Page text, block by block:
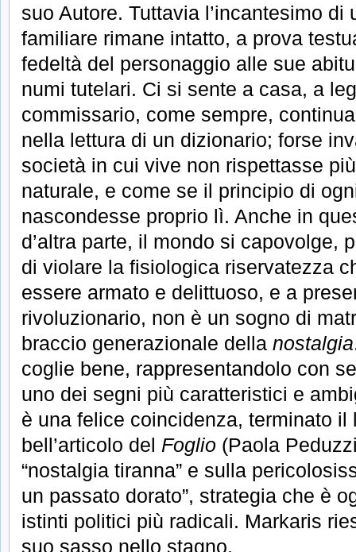
suo Autore. Tuttavia l’incantesimo
familiare rimane intatto, a prova
fedeltà del personaggio alle sue
numi tutelari. Ci si sente a casa, a
commissario, come sempre,
nella lettura di un dizionario; forse
società in cui vive non rispettasse
naturale, e come se il principio di
nascondesse proprio lì. Anche in
d’altra parte, il mondo si capovolge,
di violare la fisiologica riservatezza
essere armato e delittuoso, e a
rivoluzionario, non è un sogno di
braccio generazionale della nostalgia
coglie bene, rappresentandolo con
uno dei segni più caratteristici e
è una felice coincidenza, terminato il
bell’articolo del Foglio (Paola
“nostalgia tiranna” e sulla
un passato dorato”, strategia che è
istinti politici più radicali. Markaris
suo sasso nello stagno.